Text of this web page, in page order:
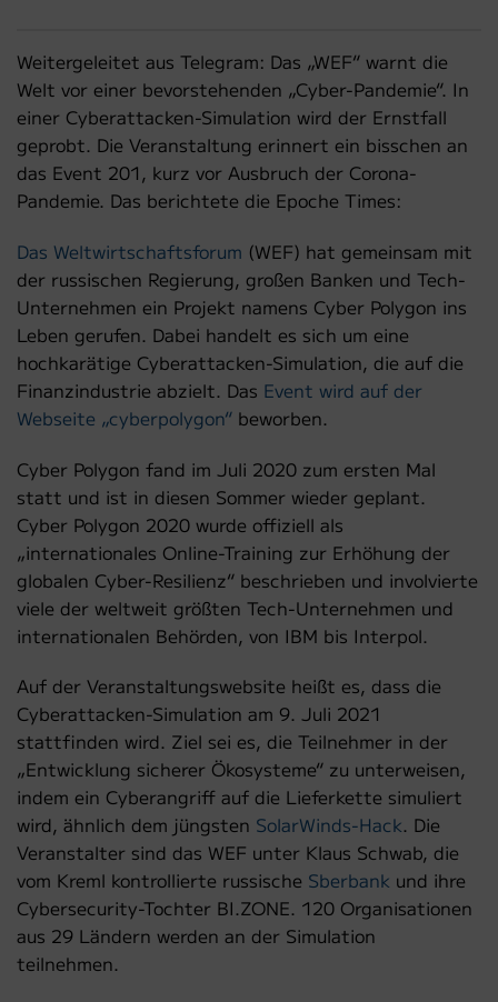
Weitergeleitet aus Telegram: Das „WEF“ warnt die
Welt vor einer bevorstehenden „Cyber-Pandemie“. In
einer Cyberattacken-Simulation wird der Ernstfall
geprobt. Die Veranstaltung erinnert ein bisschen an
das Event 201, kurz vor Ausbruch der Corona-
Pandemie. Das berichtete die Epoche Times:
Das Weltwirtschaftsforum (WEF) hat gemeinsam mit
der russischen Regierung, großen Banken und Tech-
Unternehmen ein Projekt namens Cyber Polygon ins
Leben gerufen. Dabei handelt es sich um eine
hochkarätige Cyberattacken-Simulation, die auf die
Finanzindustrie abzielt. Das Event wird auf der
Webseite „cyberpolygon“ beworben.
Cyber Polygon fand im Juli 2020 zum ersten Mal
statt und ist in diesen Sommer wieder geplant.
Cyber Polygon 2020 wurde offiziell als
„internationales Online-Training zur Erhöhung der
globalen Cyber-Resilienz“ beschrieben und involvierte
viele der weltweit größten Tech-Unternehmen und
internationalen Behörden, von IBM bis Interpol.
Auf der Veranstaltungswebsite heißt es, dass die
Cyberattacken-Simulation am 9. Juli 2021
stattfinden wird. Ziel sei es, die Teilnehmer in der
„Entwicklung sicherer Ökosysteme“ zu unterweisen,
indem ein Cyberangriff auf die Lieferkette simuliert
wird, ähnlich dem jüngsten SolarWinds-Hack. Die
Veranstalter sind das WEF unter Klaus Schwab, die
vom Kreml kontrollierte russische Sberbank und ihre
Cybersecurity-Tochter BI.ZONE. 120 Organisationen
aus 29 Ländern werden an der Simulation
teilnehmen.